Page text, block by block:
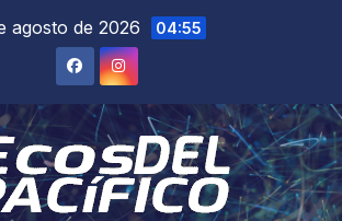
agosto de 2026 04:55